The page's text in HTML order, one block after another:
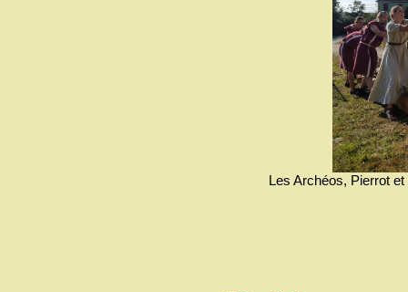
Les Archéos, Pierrot